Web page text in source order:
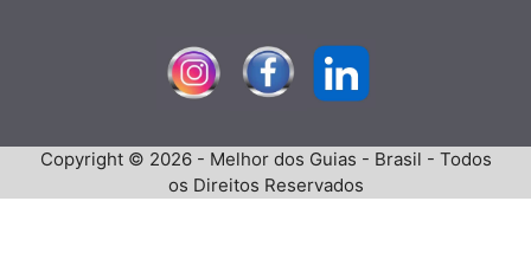
Copyright © 2026 - Melhor dos Guias - Brasil - Todos
os Direitos Reservados